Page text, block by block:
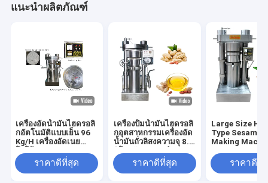
แนะนำผลิตภัณฑ์
เครื่องอัดน้ำมันไฮดรอลิ
กอัตโนมัติแบบเย็น 96
Kg/H เครื่องอัดเนย
ราคาดีที่สุด
เครื่องปั้มน้ำมันไฮดรอลิ
กอุตสาหกรรมเครื่องอัด
น้ำมันถั่วลิสงความจุ 8.5
ราคาดีที่สุด
Large Size
Type Sesame
Making
Avocadoราคาดีที่